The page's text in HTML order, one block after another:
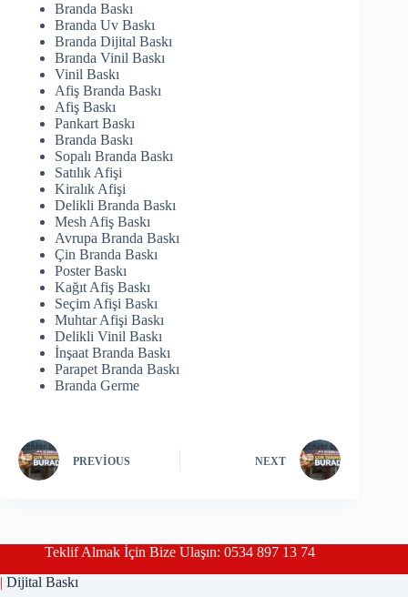
Branda Baskı
Branda Uv Baskı
Branda Dijital Baskı
Branda Vinil Baskı
Vinil Baskı
Afiş Branda Baskı
Afiş Baskı
Pankart Baskı
Branda Baskı
Sopalı Branda Baskı
Satılık Afişi
Kiralık Afişi
Delikli Branda Baskı
Mesh Afiş Baskı
Avrupa Branda Baskı
Çin Branda Baskı
Poster Baskı
Kağıt Afiş Baskı
Seçim Afişi Baskı
Muhtar Afişi Baskı
Delikli Vinil Baskı
İnşaat Branda Baskı
Parapet Branda Baskı
Branda Germe
PREVIOUS NEXT
Teklif Almak İçin Bize Ulaşın: 0534 897 13 74
| Dijital Baskı